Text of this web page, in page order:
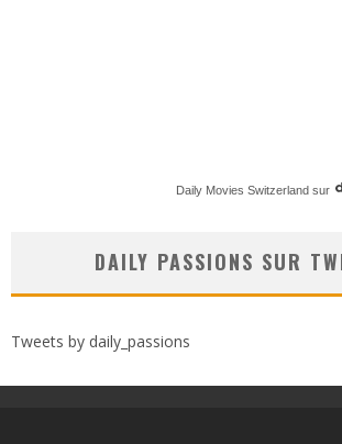
Daily Movies Switzerland sur
DAILY PASSIONS SUR
Tweets by daily_passions